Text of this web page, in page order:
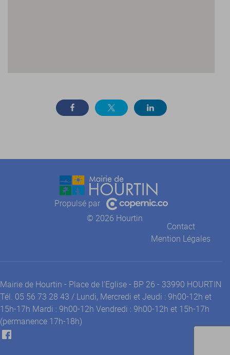
Propulsé par
© 2026 Hourtin
Contact
Mention Légales
Mairie de Hourtin - Place de l'Eglise - BP 26 - 33990 HOURTIN
Tél. 05 56 73 28 43 / Lundi, Mercredi et Jeudi : 9h00-12h et
15h-17h Mardi : 9h00-12h Vendredi : 9h00-12h et 15h-17h
(permanence 17h-18h)